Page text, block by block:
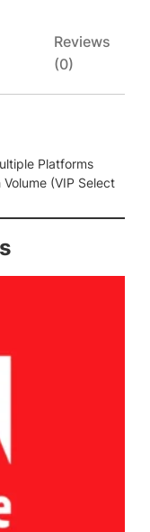
Reviews
(0)
Platforms
(VIP Select